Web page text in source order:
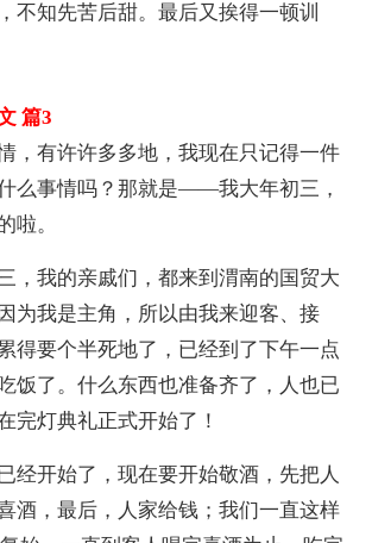
不知先苦后甜。最后又挨得一顿训
篇3
有许许多多地，我现在只记得一件
么事情吗？那就是——我大年初三，
啦。
我的亲戚们，都来到渭南的国贸大
为我是主角，所以由我来迎客、接
得要个半死地了，已经到了下午一点
饭了。什么东西也准备齐了，人也已
完灯典礼正式开始了！
开始了，现在要开始敬酒，先把人
酒，最后，人家给钱；我们一直这样